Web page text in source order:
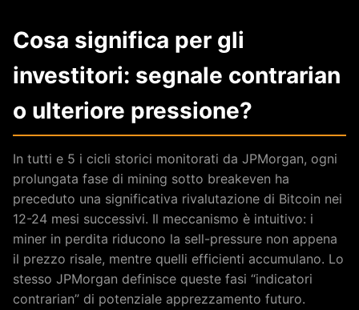
Cosa significa per gli
investitori: segnale contrarian
o ulteriore pressione?
In tutti e 5 i cicli storici monitorati da JPMorgan, ogni
prolungata fase di mining sotto breakeven ha
preceduto una significativa rivalutazione di Bitcoin nei
12-24 mesi successivi. Il meccanismo è intuitivo: i
miner in perdita riducono la sell-pressure non appena
il prezzo risale, mentre quelli efficienti accumulano. Lo
stesso JPMorgan definisce queste fasi “indicatori
contrarian” di potenziale apprezzamento futuro.